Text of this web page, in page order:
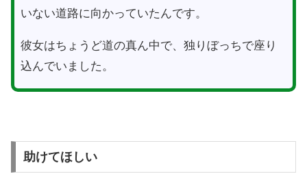
いない道路に向かっていたんです。
彼女はちょうど道の真ん中で、独りぼっちで座り
込んでいました。
助けてほしい